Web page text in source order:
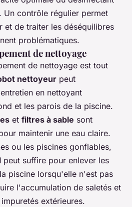
Un contrôle régulier permet
et de traiter les déséquilibres
problématiques.
de nettoyage
de nettoyage est tout
nettoyeur peut
en nettoyant
et les parois de la piscine.
et filtres à sable sont
maintenir une eau claire.
ou les piscines gonflables,
peut suffire pour enlever les
piscine lorsqu'elle n'est pas
l'accumulation de saletés et
extérieures.